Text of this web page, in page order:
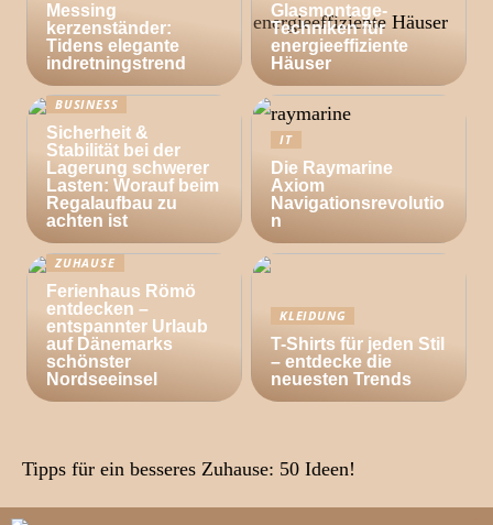
Messing
kerzenständer:
Tidens elegante
indretningstrend
Glasmontage-
Techniken für
energieeffiziente
Häuser
BUSINESS
Sicherheit &
Stabilität bei der
Lagerung schwerer
Lasten: Worauf beim
Regalaufbau zu
achten ist
IT
Die Raymarine
Axiom
Navigationsrevolutio
n
ZUHAUSE
Ferienhaus Römö
entdecken –
entspannter Urlaub
auf Dänemarks
schönster
Nordseeinsel
KLEIDUNG
T-Shirts für jeden Stil
– entdecke die
neuesten Trends
Tipps für ein besseres Zuhause: 50 Ideen!